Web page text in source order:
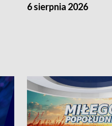
6 sierpnia 2026